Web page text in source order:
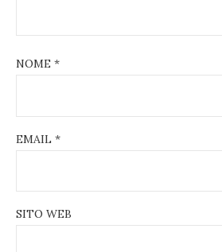
NOME *
EMAIL *
SITO WEB